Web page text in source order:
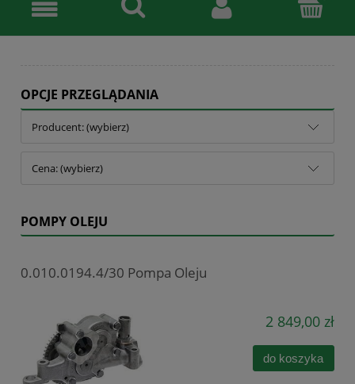
OPCJE PRZEGLĄDANIA
Producent: (wybierz)
Cena: (wybierz)
POMPY OLEJU
0.010.0194.4/30 Pompa Oleju
2 849,00 zł
do koszyka